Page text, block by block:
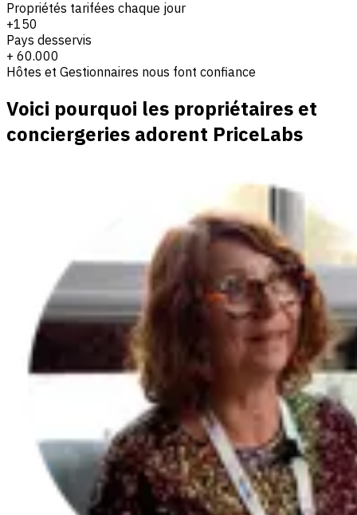
Propriétés tarifées chaque jour
+150
Pays desservis
+ 60.000
Hôtes et Gestionnaires nous font confiance
Voici pourquoi les propriétaires et
conciergeries adorent PriceLabs